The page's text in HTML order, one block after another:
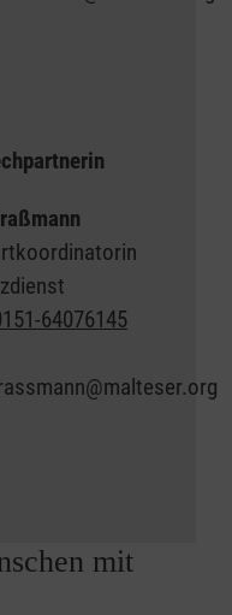
64076145
mit